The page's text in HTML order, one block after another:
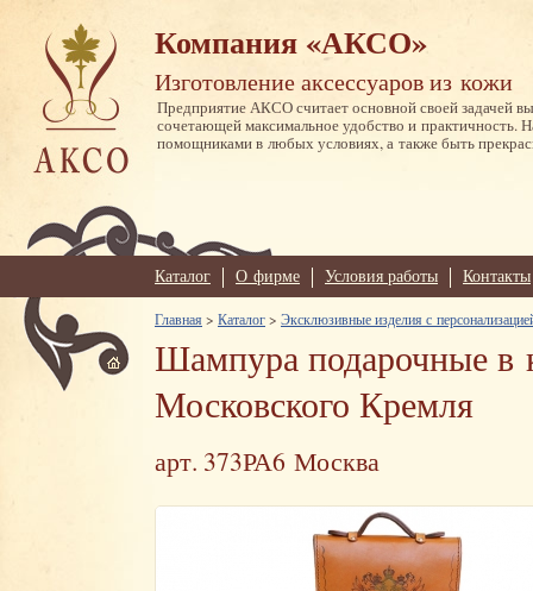
Компания «АКСО»
Изготовление аксессуаров из кожи
Предприятие АКСО считает основной своей задачей
сочетающей максимальное удобство и практичность.
помощниками в любых условиях, а также быть
Каталог О фирме Условия работы Контакты
Главная > Каталог> Эксклюзивные изделия с
Шампура подарочные в
Московского Кремля
арт. 373РА6 Москва